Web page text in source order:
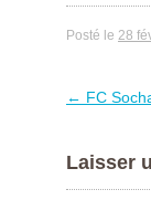
Posté le 28
← FC
Laisser